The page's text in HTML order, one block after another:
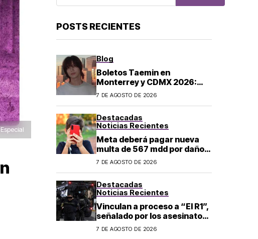
Especial
POSTS RECIENTES
Blog
Boletos Taemin en
Monterrey y CDMX 2026:
¿dónde comprar?
7 DE AGOSTO DE 2026
Destacadas
Noticias Recientes
Meta deberá pagar nueva
multa de 567 mdd por daños
a menores
7 DE AGOSTO DE 2026
Destacadas
Noticias Recientes
Vinculan a proceso a “El R1”,
señalado por los asesinatos
de Carlos Manzo y Valeria
7 DE AGOSTO DE 2026